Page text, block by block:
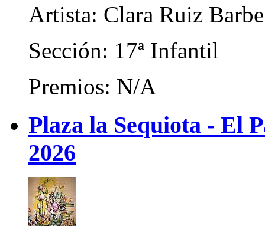
Artista: Clara Ruiz
Sección: 17ª Infantil
Premios: N/A
Plaza la Sequiota - El
2026